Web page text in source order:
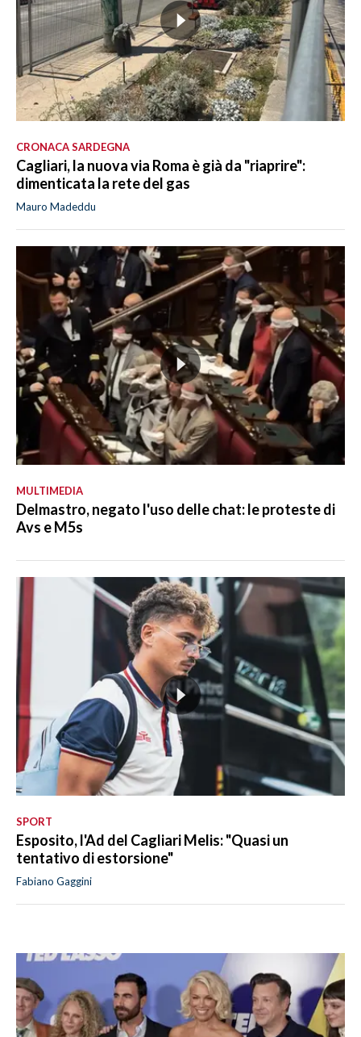
CRONACA SARDEGNA
Cagliari, la nuova via Roma è già da "riaprire":
dimenticata la rete del gas
Mauro Madeddu
MULTIMEDIA
Delmastro, negato l'uso delle chat: le proteste di
Avs e M5s
SPORT
Esposito, l'Ad del Cagliari Melis: "Quasi un
tentativo di estorsione"
Fabiano Gaggini